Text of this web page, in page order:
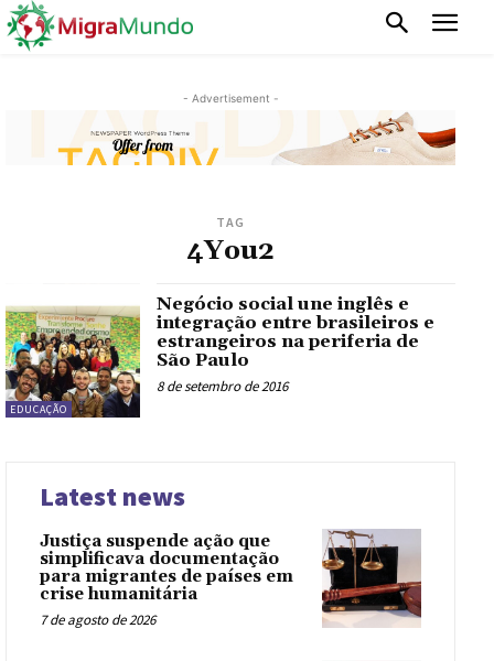
- Advertisement -
TAG
4You2
EDUCAÇÃO
Negócio social une inglês e
integração entre brasileiros e
estrangeiros na periferia de
São Paulo
8 de setembro de 2016
Latest news
Justiça suspende ação que
simplificava documentação
para migrantes de países em
crise humanitária
7 de agosto de 2026